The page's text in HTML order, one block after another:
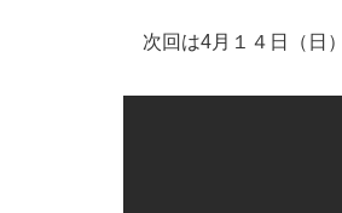
次回は4月１４日（日